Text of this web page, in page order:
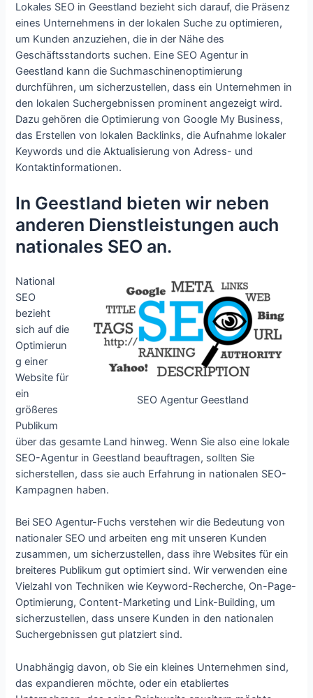
Lokales SEO in Geestland bezieht sich darauf, die Präsenz
eines Unternehmens in der lokalen Suche zu optimieren,
um Kunden anzuziehen, die in der Nähe des
Geschäftsstandorts suchen. Eine SEO Agentur in
Geestland kann die Suchmaschinenoptimierung
durchführen, um sicherzustellen, dass ein Unternehmen in
den lokalen Suchergebnissen prominent angezeigt wird.
Dazu gehören die Optimierung von Google My Business,
das Erstellen von lokalen Backlinks, die Aufnahme lokaler
Keywords und die Aktualisierung von Adress- und
Kontaktinformationen.
In Geestland bieten wir neben
anderen Dienstleistungen auch
nationales SEO an.
SEO Agentur Geestland
National
SEO
bezieht
sich auf die
Optimierun
g einer
Website für
ein
größeres
Publikum
über das gesamte Land hinweg. Wenn Sie also eine lokale
SEO-Agentur in Geestland beauftragen, sollten Sie
sicherstellen, dass sie auch Erfahrung in nationalen SEO-
Kampagnen haben.
Bei SEO Agentur-Fuchs verstehen wir die Bedeutung von
nationaler SEO und arbeiten eng mit unseren Kunden
zusammen, um sicherzustellen, dass ihre Websites für ein
breiteres Publikum gut optimiert sind. Wir verwenden eine
Vielzahl von Techniken wie Keyword-Recherche, On-Page-
Optimierung, Content-Marketing und Link-Building, um
sicherzustellen, dass unsere Kunden in den nationalen
Suchergebnissen gut platziert sind.
Unabhängig davon, ob Sie ein kleines Unternehmen sind,
das expandieren möchte, oder ein etabliertes